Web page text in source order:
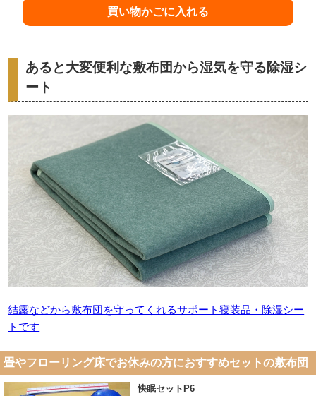
あると大変便利な敷布団から湿気を守る除湿シ
ート
結露などから敷布団を守ってくれるサポート寝装品・除湿シー
トです
畳やフローリング床でお休みの方におすすめセットの敷布団
快眠セットP6